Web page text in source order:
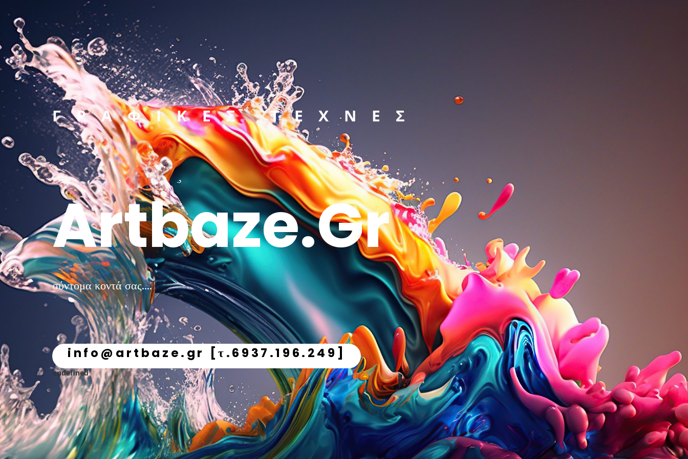
ΓΡΑΦΙΚΕΣ ΤΕΧΝΕΣ
Artbaze.gr
σύντομα κοντά σας....
info@artbaze.gr [τ.6937.196.249]
undefined